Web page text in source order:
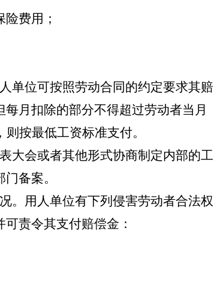
费用；
单位可按照劳动合同的约定要求其赔
月扣除的部分不得超过劳动者当月
按最低工资标准支付。
大会或者其他形式协商制定内部的工
备案。
。用人单位有下列侵害劳动者合法权
责令其支付赔偿金：